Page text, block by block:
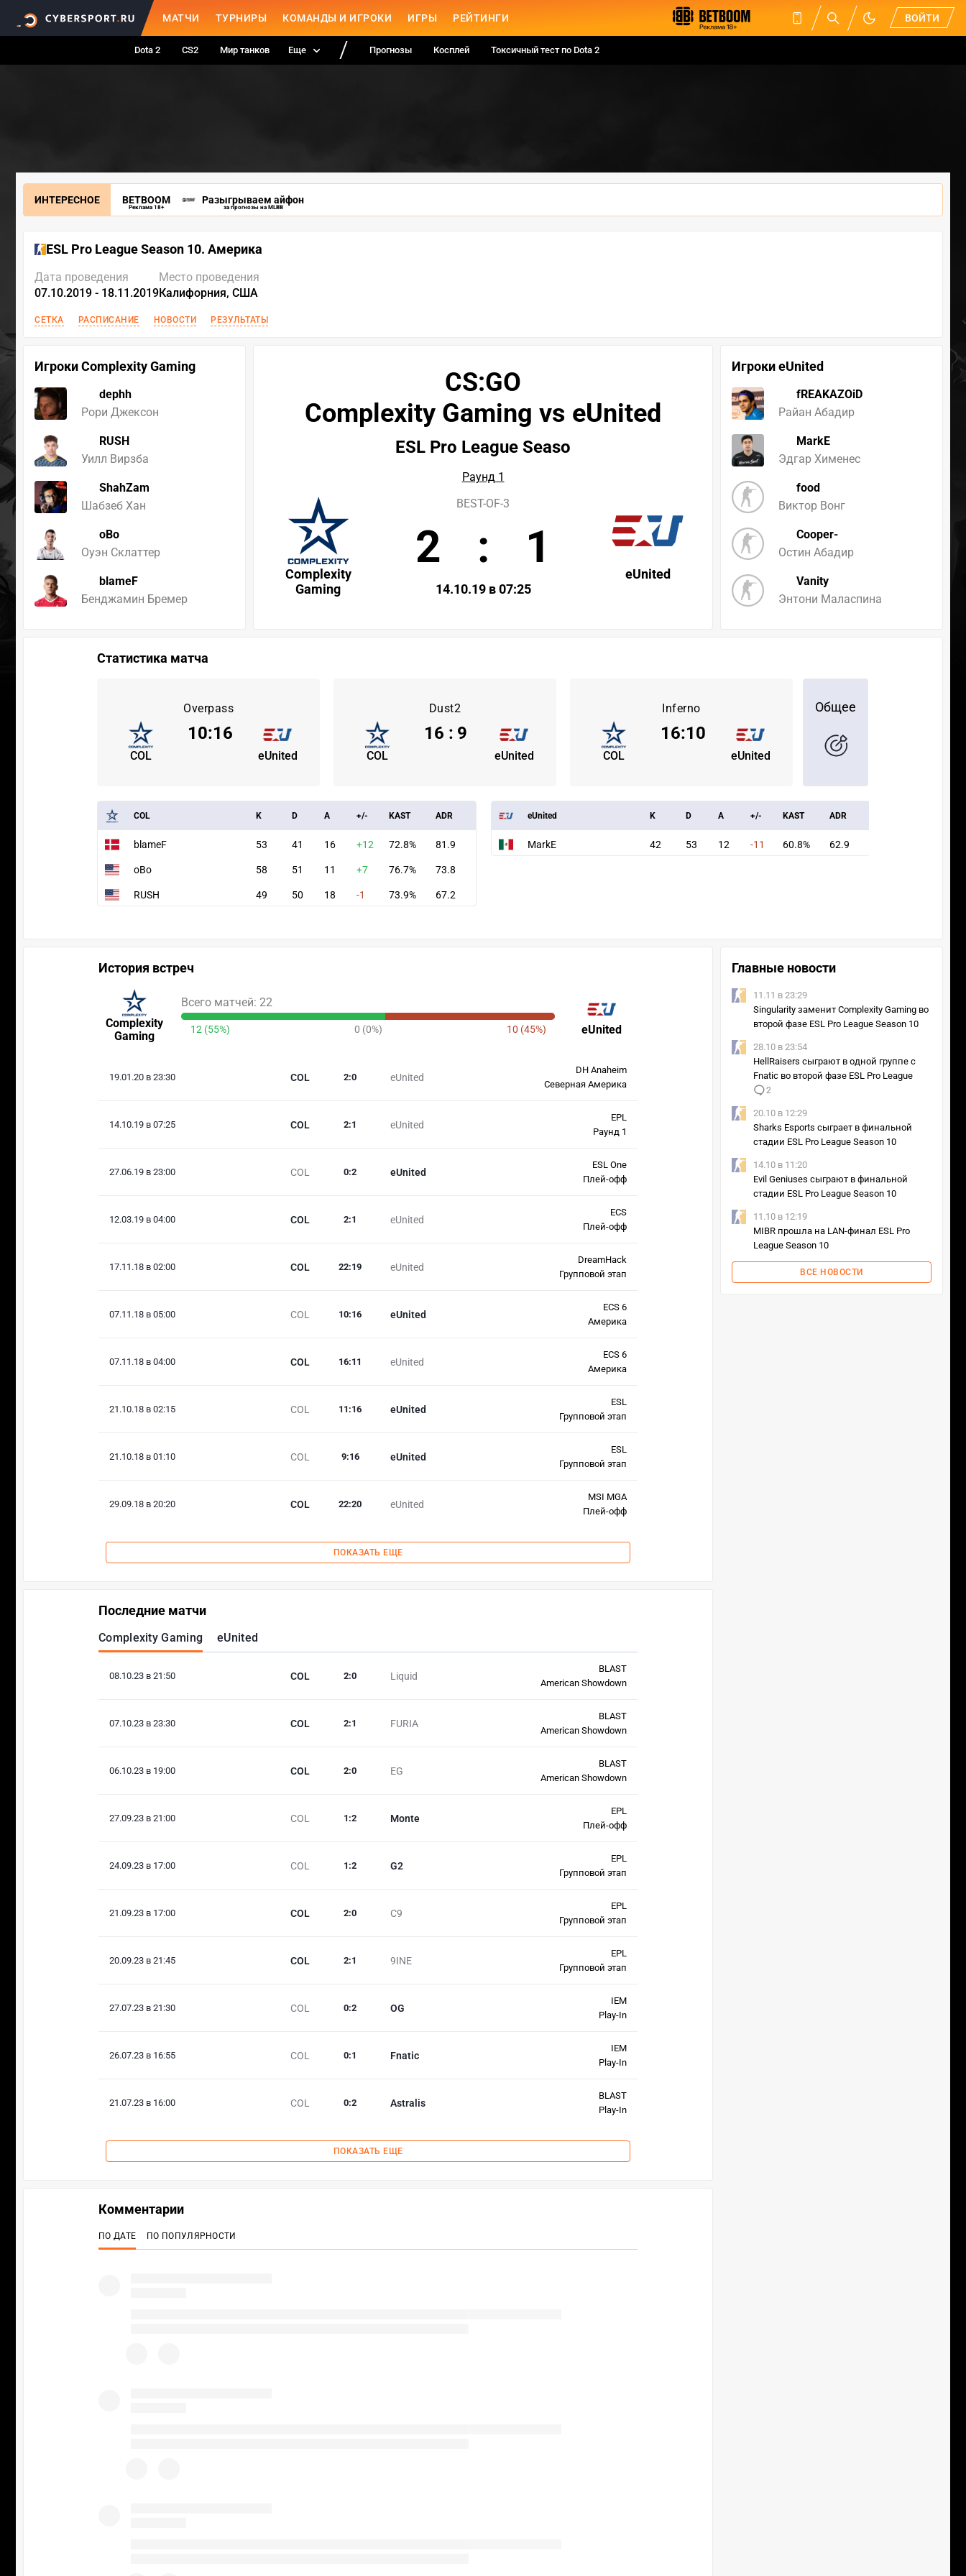
МАТЧИ ТУРНИРЫ КОМАНДЫ И ИГРОКИ ИГРЫ РЕЙТИНГИ ВОЙТИ
Dota 2 CS2 Мир танков Еще Прогнозы Косплей Токсичный тест по Dota 2
ИНТЕРЕСНОЕ BETBOOM
Реклама 18+
Разыгрываем айфон
за прогнозы на MLBB
ESL Pro League Season 10. Америка
Дата проведения
07.10.2019 - 18.11.2019
Место проведения
Калифорния, США
СЕТКА РАСПИСАНИЕ НОВОСТИ РЕЗУЛЬТАТЫ
Игроки Complexity Gaming
dephh
Рори Джексон
RUSH
Уилл Вирзба
ShahZam
Шабзеб Хан
oBo
Оуэн Склаттер
blameF
Бенджамин Бремер
Игроки eUnited
fREAKAZOiD
Райан Абадир
MarkE
Эдгар Хименес
food
Виктор Вонг
Cooper-
Остин Абадир
Vanity
Энтони Маласпина
CS:GO
Complexity Gaming vs eUnited
ESL Pro League Seaso
Раунд 1
Complexity
Gaming
eUnited
BEST-OF-3
2 : 1
14.10.19 в 07:25
Статистика матча
Overpass
COL eUnited
10:16
Dust2
COL eUnited
16 : 9
Inferno
COL eUnited
16:10
Общее
COL K D A +/- KAST ADR
blameF 53 41 16 +12 72.8% 81.9
oBo 58 51 11 +7 76.7% 73.8
RUSH 49 50 18 -1 73.9% 67.2
eUnited K D A +/- KAST ADR
MarkE 42 53 12 -11 60.8% 62.9
История встреч
Complexity
Gaming
eUnited
Всего матчей: 22
12 (55%) 0 (0%) 10 (45%)
19.01.20 в 23:30 COL eUnited
2:0
DH Anaheim
Северная Америка
14.10.19 в 07:25 COL eUnited
2:1
EPL
Раунд 1
27.06.19 в 23:00 COL eUnited
0:2
ESL One
Плей-офф
12.03.19 в 04:00 COL eUnited
2:1
ECS
Плей-офф
17.11.18 в 02:00 COL eUnited
22:19
DreamHack
Групповой этап
07.11.18 в 05:00 COL eUnited
10:16
ECS 6
Америка
07.11.18 в 04:00 COL eUnited
16:11
ECS 6
Америка
21.10.18 в 02:15 COL eUnited
11 :16
ESL
Групповой этап
21.10.18 в 01:10 COL eUnited
9:16
ESL
Групповой этап
29.09.18 в 20:20 COL eUnited
22:20
MSI MGA
Плей-офф
ПОКАЗАТЬ ЕЩЕ
Последние матчи
Complexity Gaming eUnited
08.10.23 в 21:50 COL Liquid
2:0
BLAST
American Showdown
07.10.23 в 23:30 COL FURIA
2:1
BLAST
American Showdown
06.10.23 в 19:00 COL EG
2:0
BLAST
American Showdown
27.09.23 в 21:00 COL Monte
1 :2
EPL
Плей-офф
24.09.23 в 17:00 COL G2
1 :2
EPL
Групповой этап
21.09.23 в 17:00 COL C9
2:0
EPL
Групповой этап
20.09.23 в 21:45 COL 9INE
2:1
EPL
Групповой этап
27.07.23 в 21:30 COL OG
0:2
IEM
Play-In
26.07.23 в 16:55 COL Fnatic
0:1
IEM
Play-In
21.07.23 в 16:00 COL Astralis
0:2
BLAST
Play-In
ПОКАЗАТЬ ЕЩЕ
Главные новости
11.11 в 23:29
Singularity заменит Complexity Gaming во
второй фазе ESL Pro League Season 10
28.10 в 23:54
HellRaisers сыграют в одной группе с
Fnatic во второй фазе ESL Pro League
2
20.10 в 12:29
Sharks Esports сыграет в финальной
стадии ESL Pro League Season 10
14.10 в 11:20
Evil Geniuses сыграют в финальной
стадии ESL Pro League Season 10
11.10 в 12:19
MIBR прошла на LAN-финал ESL Pro
League Season 10
ВСЕ НОВОСТИ
Комментарии
ПО ДАТЕ ПО ПОПУЛЯРНОСТИ